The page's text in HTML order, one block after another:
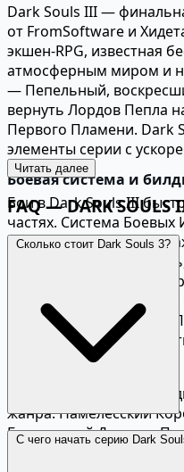
Dark Souls III —
от FromSoftware и
экшен-RPG, известная
атмосферным миром и
— Пепельный,
вернуть Лордов Пепла
Первого Пламени. Dark
элементы серии с
Боевая система и
Бои в Dark Souls III
частях. Система Боевых
уникальные атаки для
включают силу,
чудеса. Десятки типов
топоры, булавы,
уникальным мувсетом.
персонажа под любой
Боссы Dark Souls III —
жанра. Намелесский
Бореальной Долины,
Фриде — каждый
Читать далее
FAQ — DARK
Сколько стоит Dark Souls 3?
Цена зависит от
включает оба DLC.
С чего начать серию Dark